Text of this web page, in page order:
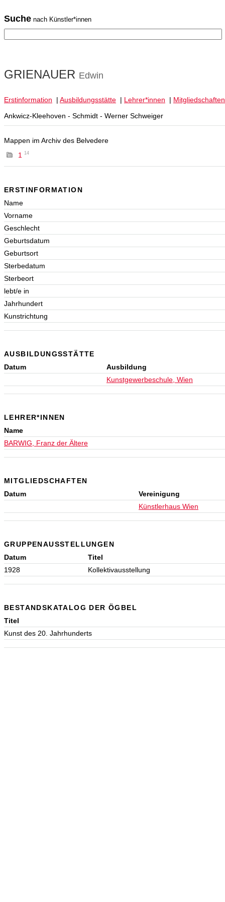
Suche nach Künstler*innen
GRIENAUER Edwin
Erstinformation | Ausbildungsstätte | Lehrer*innen | Mitgliedschaften
Ankwicz-Kleehoven - Schmidt - Werner Schweiger
Mappen im Archiv des Belvedere
1
14
ERSTINFORMATION
Name
Vorname
Geschlecht
Geburtsdatum
Geburtsort
Sterbedatum
Sterbeort
lebt/e in
Jahrhundert
Kunstrichtung
AUSBILDUNGSSTÄTTE
Datum
Ausbildung
Kunstgewerbeschule, Wien
LEHRER*INNEN
Name
BARWIG, Franz der Ältere
MITGLIEDSCHAFTEN
Datum
Vereinigung
Künstlerhaus Wien
GRUPPENAUSSTELLUNGEN
Datum
Titel
1928
Kollektivausstellung
BESTANDSKATALOG DER ÖGBEL
Titel
Kunst des 20. Jahrhunderts